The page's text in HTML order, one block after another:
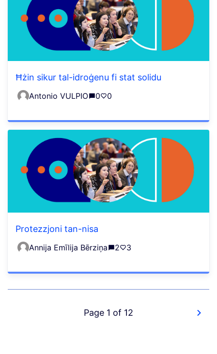
Ħżin sikur tal-idroġenu fi stat solidu
Antonio VULPIO 0 0
Protezzjoni tan-nisa
Annija Emīlija Bērziņa 2 3
Page 1 of 12